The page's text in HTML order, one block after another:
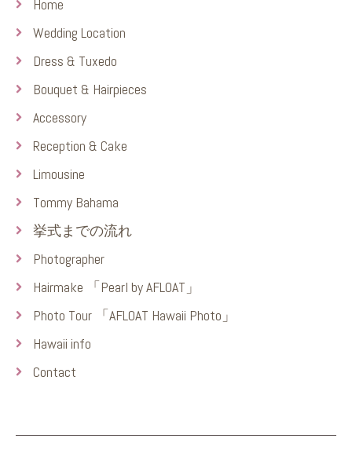
Home
Wedding Location
Dress & Tuxedo
Bouquet & Hairpieces
Accessory
Reception & Cake
Limousine
Tommy Bahama
挙式までの流れ
Photographer
Hairmake 「Pearl by AFLOAT」
Photo Tour 「AFLOAT Hawaii Photo」
Hawaii info
Contact